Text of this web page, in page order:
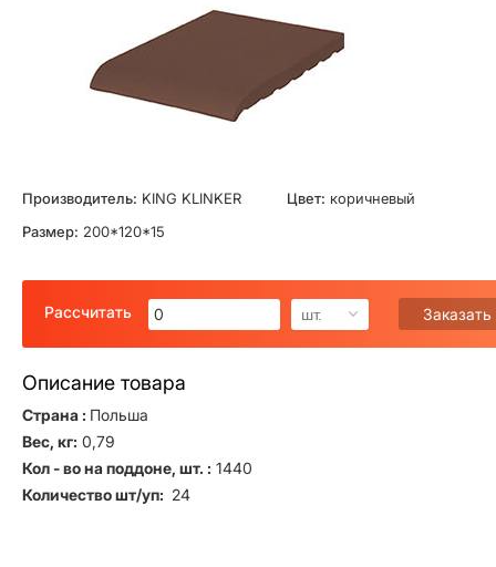
Производитель: KING KLINKER
Размер: 200*120*15
Цвет: коричневый
Рассчитать шт. Заказать
Описание товара
Страна : Польша
Вес, кг: 0,79
Кол - во на поддоне, шт. : 1440
Количество шт/уп: 24